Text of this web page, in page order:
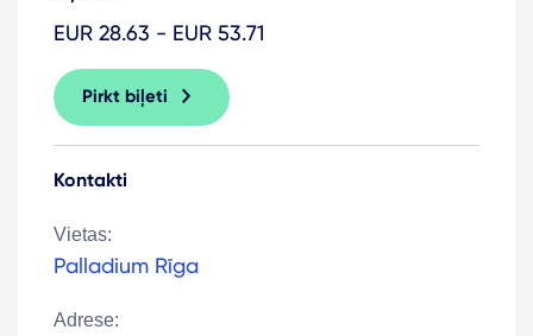
EUR 28.63 - EUR 53.71
Pirkt biļeti
Kontakti
Vietas:
Palladium Rīga
Adrese: